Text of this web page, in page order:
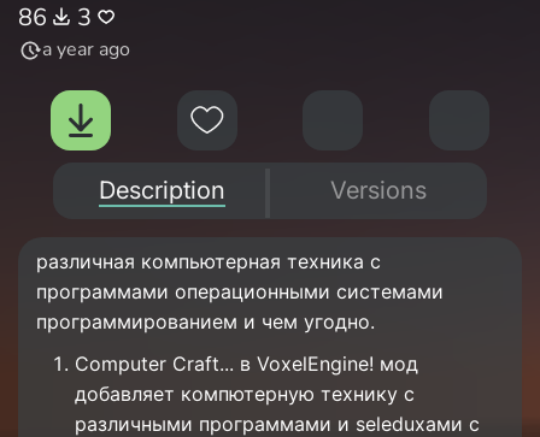
86 3
a year ago
Description Versions
различная компьютерная техника с
программами операционными системами
программированием и чем угодно.
Computer Craft... в VoxelEngine! мод
добавляет компютерную технику с
различными программами и seleduxами с